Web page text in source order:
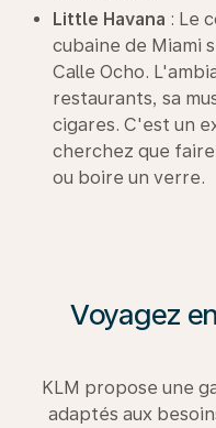
Little Havana : Le
cubaine de Miami
Calle Ocho.
restaurants, sa
cigares. C'est un
cherchez que
ou boire un verre.
Voyagez
KLM propose une
adaptés aux